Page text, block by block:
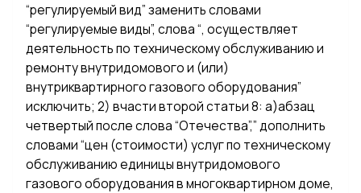
“регулируемый вид” заменить словами
“регулируемые виды”, слова “, осуществляет
деятельность по техническому обслуживанию и
ремонту внутридомового и (или)
внутриквартирного газового оборудования”
исключить; 2) вчасти второй статьи 8: а)абзац
четвертый после слова “Отечества”,” дополнить
словами “цен (стоимости) услуг по техническому
обслуживанию единицы внутридомового
газового оборудования в многоквартирном доме,